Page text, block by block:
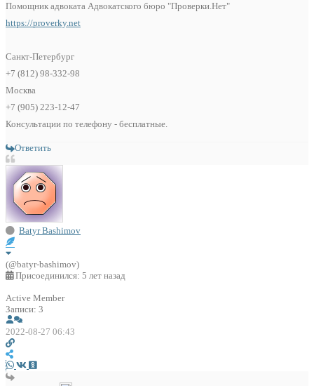
Помощник адвоката Адвокатского бюро "Проверки.Нет"
https://proverky.net
Санкт-Петербург
+7 (812) 98-332-98
Москва
+7 (905) 223-12-47
Консультации по телефону - бесплатные.
Ответить
Batyr Bashimov
(@batyr-bashimov)
Присоединился: 5 лет назад
Active Member
Записи: 3
2022-08-27 06:43